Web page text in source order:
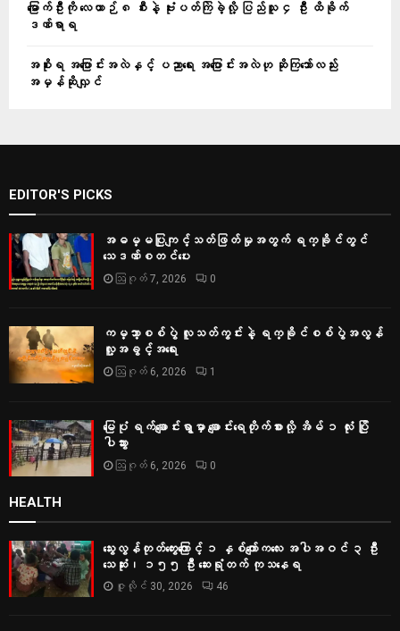
မြောက်ဦးကို လေယာဉ် ၈ စီးနဲ့ ဗုံးပတ်ကြဲခဲ့လို့ ပြည်သူ ၄ ဦး ထိခိုက်
ဒဏ်ရာရ
အစိုးရ အပြောင်းအလဲနှင့် ပညာရေး အပြောင်းအလဲဟု ဆိုကြသော်လည်း
အမှန်ဆိုလျှင်
EDITOR'S PICKS
အဓမ္မပြုကျင့်သတ်ဖြတ်မှုအတွက် ရက္ခိုင်တွင်
သေဒဏ်စတင်ပေး
ဩဂုတ် 7, 2026 0
ကမ္ဘာ့စစ်ပွဲ လူသတ်ကွင်းနဲ့ ရက္ခိုင်စစ်ပွဲအလွန်
လူ့အခွင့်အရေး
ဩဂုတ် 6, 2026 1
မြေပုံ ရက်ချောင်းရွာမှာ ချောင်းရေတိုက်စားလို့ အိမ် ၁ လုံး ပြို
ပါသွား
ဩဂုတ် 6, 2026 0
HEALTH
သွေးလွန်တုတ်ကွေးကြောင့် ၁ နှစ်ကျော်ကလေး အပါအဝင် ၃ ဦး
သေဆုံး၊ ၁၅၅ ဦး ဆေးရုံတက် ကုသနေရ
ဇူလိုင် 30, 2026 46